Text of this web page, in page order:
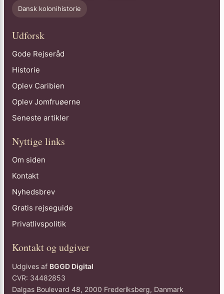
Dansk kolonihistorie
Udforsk
Gode Rejseråd
Historie
Oplev Caribien
Oplev Jomfruøerne
Seneste artikler
Nyttige links
Om siden
Kontakt
Nyhedsbrev
Gratis rejseguide
Privatlivspolitik
Kontakt og udgiver
Udgives af BGGD Digital
CVR: 34482853
Dalgas Boulevard 48, 2000 Frederiksberg, Danmark